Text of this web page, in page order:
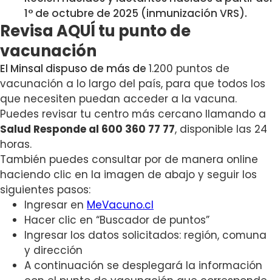
1° de octubre de 2025 (inmunización VRS).
Revisa AQUÍ tu punto de
vacunación
El Minsal dispuso de más de 1.200 puntos de
vacunación a lo largo del país, para que todos los
que necesiten puedan acceder a la vacuna.
Puedes revisar tu centro más cercano llamando a
Salud Responde al 600 360 77 77, disponible las 24
horas.
También puedes consultar por de manera online
haciendo clic en la imagen de abajo y seguir los
siguientes pasos:
Ingresar en MeVacuno.cl
Hacer clic en “Buscador de puntos”
Ingresar los datos solicitados: región, comuna
y dirección
A continuación se desplegará la información